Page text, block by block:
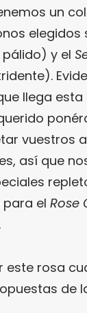
un
elegidos
y el
llega
vuestros
así que
el Rose
este rosa
de